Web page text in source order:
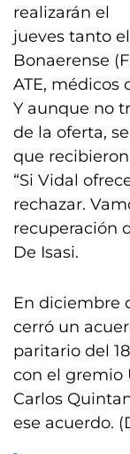
realizarán el
jueves tanto
Bonaerense
ATE, médicos
Y aunque no
de la oferta,
que recibieron
“Si Vidal
rechazar.
recuperación
De Isasi.
En diciembre
cerró un
paritario del
con el gremio
Carlos
ese acuerdo.